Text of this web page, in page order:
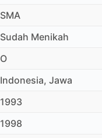
SMA
Sudah Menikah
O
Indonesia, Jawa
1993
1998